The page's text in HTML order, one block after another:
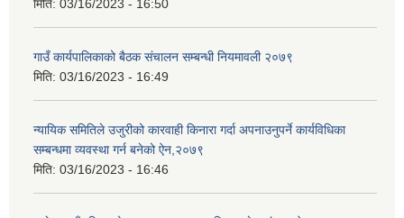
मिति: 03/16/2023 - 16:50
गाउँ कार्यपालिकाको बैठक संचालन सम्बन्धी नियमावली २०७९
मिति: 03/16/2023 - 16:49
न्यायिक समितिले उजुरीको कारवाही किनारा गर्दा अपनाउनुपर्ने कार्यविधिका
सम्बन्धमा व्यवस्था गर्न बनेको ऐन,२०७९
मिति: 03/16/2023 - 16:46